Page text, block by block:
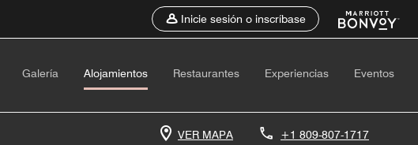
Inicie sesión o inscríbase
Galería Alojamientos Restaurantes Experiencias Eventos
VER MAPA +1 809-807-1717